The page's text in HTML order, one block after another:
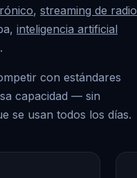
, streaming de radio
inteligencia artificial
con estándares
capacidad — sin
se usan todos los días.